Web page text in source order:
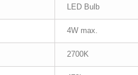
LED Bulb
4W max.
2700K